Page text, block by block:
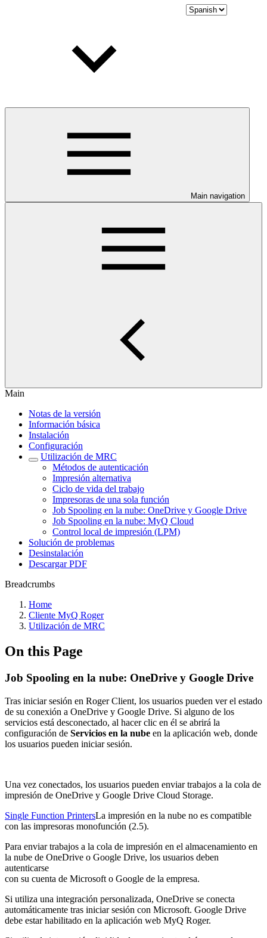
Main navigation
Main
Notas de la versión
Información básica
Instalación
Configuración
Utilización de MRC
Métodos de autenticación
Impresión alternativa
Ciclo de vida del trabajo
Impresoras de una sola función
Job Spooling en la nube: OneDrive y Google Drive
Job Spooling en la nube: MyQ Cloud
Control local de impresión (LPM)
Solución de problemas
Desinstalación
Descargar PDF
Breadcrumbs
Home
Cliente MyQ Roger
Utilización de MRC
On this Page
Job Spooling en la nube: OneDrive y Google Drive
Tras iniciar sesión en Roger Client, los usuarios pueden ver el estado
de su conexión a OneDrive y Google Drive. Si alguno de los
servicios está desconectado, al hacer clic en él se abrirá la
configuración de Servicios en la nube en la aplicación web, donde
los usuarios pueden iniciar sesión.
Una vez conectados, los usuarios pueden enviar trabajos a la cola de
impresión de OneDrive y Google Drive Cloud Storage.
Single Function PrintersLa impresión en la nube no es compatible
con las impresoras monofunción (2.5).
Para enviar trabajos a la cola de impresión en el almacenamiento en
la nube de OneDrive o Google Drive, los usuarios deben
autenticarse
con su cuenta de Microsoft o Google de la empresa.
Si utiliza una integración personalizada, OneDrive se conecta
automáticamente tras iniciar sesión con Microsoft. Google Drive
debe estar habilitado en la aplicación web MyQ Roger.